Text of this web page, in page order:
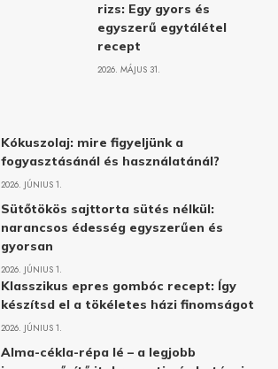
rizs: Egy gyors és
egyszerű egytálétel
recept
2026. MÁJUS 31.
Kókuszolaj: mire figyeljünk a
fogyasztásánál és használatánál?
2026. JÚNIUS 1.
Sütőtökös sajttorta sütés nélkül:
narancsos édesség egyszerűen és
gyorsan
2026. JÚNIUS 1.
Klasszikus epres gombóc recept: Így
készítsd el a tökéletes házi finomságot
2026. JÚNIUS 1.
Alma-cékla-répa lé – a legjobb